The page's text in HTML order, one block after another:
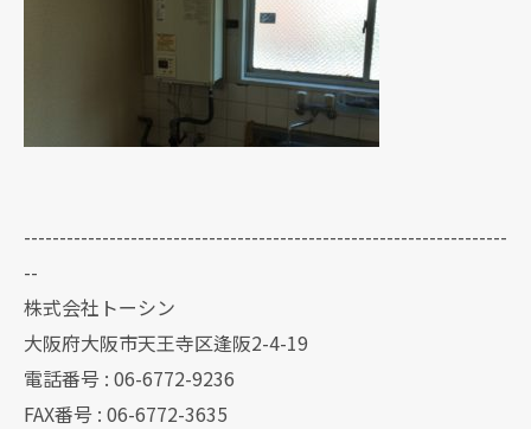
--------------------------------------------------------------------
--
株式会社トーシン
大阪府大阪市天王寺区逢阪2-4-19
電話番号 : 06-6772-9236
FAX番号 : 06-6772-3635